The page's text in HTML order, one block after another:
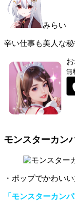
みらい
辛い仕事も美人な
無
モンスターカン
・ポップでかわい
「モンスターカンパ